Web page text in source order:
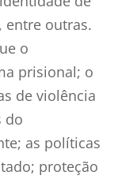
entre outras.
o
prisional; o
de violência
do
as políticas
proteção